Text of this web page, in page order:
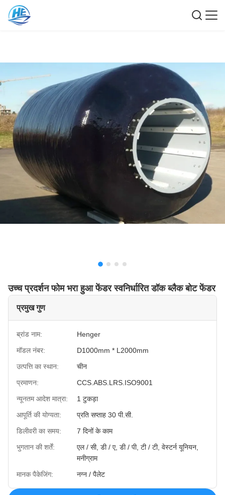
उच्च प्रदर्शन फोम भरा हुआ फेंडर स्वनिर्धारित डॉक ब्लैक बोट फेंडर
प्रमुख गुण
ब्रांड नाम:
Henger
मॉडल नंबर:
D1000mm * L2000mm
उत्पत्ति का स्थान:
चीन
प्रमाणन:
CCS.ABS.LRS.ISO9001
न्यूनतम आदेश मात्रा:
1 टुकड़ा
आपूर्ति की योग्यता:
प्रति सप्ताह 30 पी.सी.
डिलीवरी का समय:
7 दिनों के काम
भुगतान की शर्तें:
एल / सी, डी / ए, डी / पी, टी / टी, वेस्टर्न यूनियन,
मनीग्राम
मानक पैकेजिंग:
नग्न / पैलेट